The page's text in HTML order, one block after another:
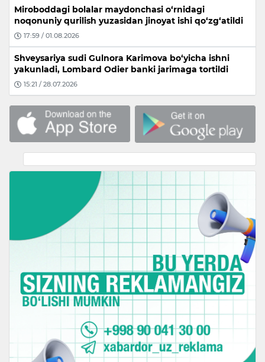
Miroboddagi bolalar maydonchasi o‘rnidagi
noqonuniy qurilish yuzasidan jinoyat ishi qo‘zg‘atildi
17:59 / 01.08.2026
Shveysariya sudi Gulnora Karimova bo‘yicha ishni
yakunladi, Lombard Odier banki jarimaga tortildi
15:21 / 28.07.2026